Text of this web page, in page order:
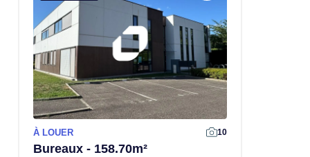
À LOUER 10
Bureaux - 158.70m²